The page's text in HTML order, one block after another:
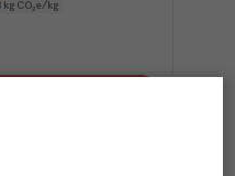
kg CO₂e/kg